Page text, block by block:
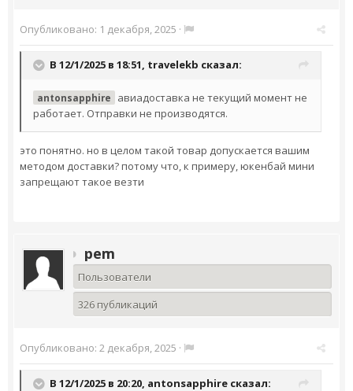
Опубликовано: 1 декабря, 2025 ·
В 12/1/2025 в 18:51, travelekb сказал:
antonsapphire
авиадоставка не текущий момент не
работает. Отправки не производятся.
это понятно. но в целом такой товар допускается вашим
методом доставки? потому что, к примеру, юкенбай мини
запрещают такое везти
pem
Пользователи
326 публикаций
Опубликовано: 2 декабря, 2025 ·
В 12/1/2025 в 20:20, antonsapphire сказал: